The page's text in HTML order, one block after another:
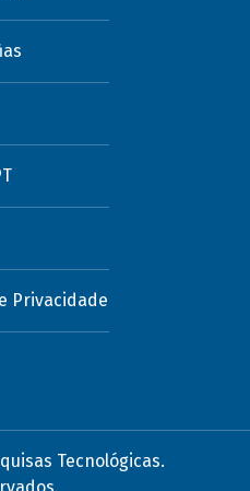
Privacidade
Tecnológicas.